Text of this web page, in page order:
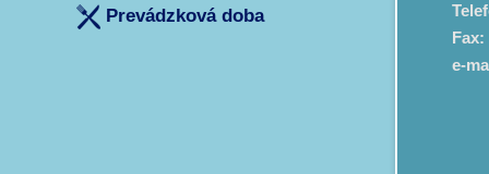
Prevádzková doba
Fax:
e-